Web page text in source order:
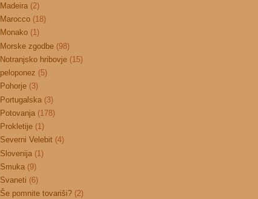
Madeira (2)
Marocco (18)
Monako (1)
Morske zgodbe (98)
Notranjsko hribovje (15)
peloponez (5)
Pohorje (3)
Portugalska (3)
Potovanja (178)
Prokletije (1)
Severni Velebit (4)
Slovenija (1)
Smuka (9)
Svaneti (6)
Še pomnite tovariši? (2)